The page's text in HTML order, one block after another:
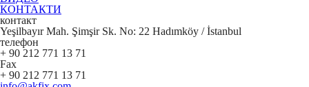
КОНТАКТИ
контакт
Yeşilbayır Mah. Şimşir Sk. No: 22 Hadımköy / İstanbul
телефон
+ 90 212 771 13 71
Fax
+ 90 212 771 13 71